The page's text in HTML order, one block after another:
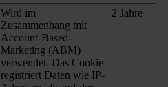
Wird im
Zusammenhang mit
Account-Based-
Marketing (ABM)
verwendet. Das Cookie
registriert Daten wie IP-
2 Jahre